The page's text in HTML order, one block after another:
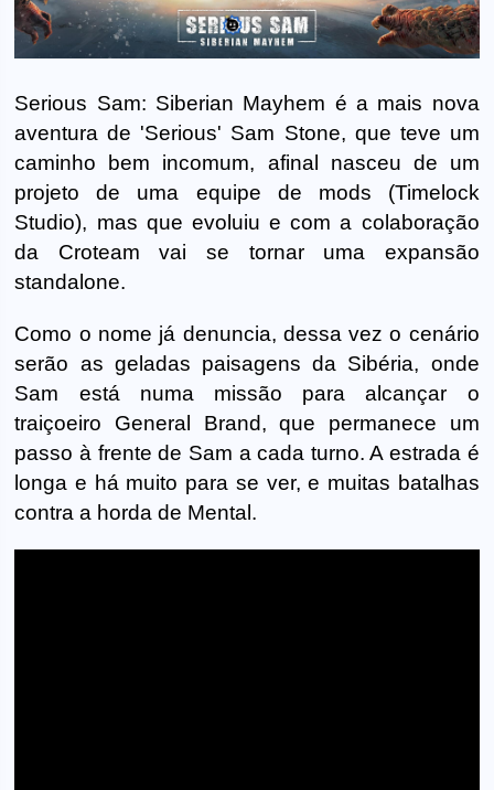
Serious Sam: Siberian Mayhem é a mais nova
aventura de 'Serious' Sam Stone, que teve um
caminho bem incomum, afinal nasceu de um
projeto de uma equipe de mods (Timelock
Studio), mas que evoluiu e com a colaboração
da Croteam vai se tornar uma expansão
standalone.
Como o nome já denuncia, dessa vez o cenário
serão as geladas paisagens da Sibéria, onde
Sam está numa missão para alcançar o
traiçoeiro General Brand, que permanece um
passo à frente de Sam a cada turno. A estrada é
longa e há muito para se ver, e muitas batalhas
contra a horda de Mental.